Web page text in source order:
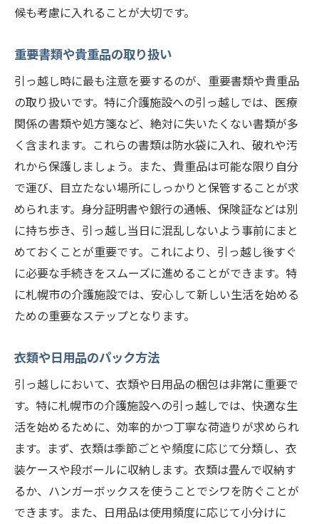
候も考慮に入れることが大切です。
重要書類や貴重品の取り扱い
引っ越し時に最も注意を要するのが、重要書類や貴重品
の取り扱いです。特に介護施設への引っ越しでは、医療
関係の書類や処方箋など、絶対に失いたくない書類が多
く含まれます。これらの書類は防水袋に入れ、破れや汚
れから保護しましょう。また、貴重品は可能な限り自分
で運び、目立たない場所にしっかりと保管することが求
められます。身分証明書や銀行の通帳、保険証などは別
に持ち歩き、引っ越し当日に混乱しないよう事前にまと
めておくことが重要です。これにより、引っ越し後すぐ
に必要な手続きをスムーズに進めることができます。特
に札幌市の介護施設では、安心して新しい生活を始める
ための重要なステップとなります。
衣類や日用品のパック方法
引っ越しにおいて、衣類や日用品の梱包は非常に重要で
す。特に札幌市の介護施設への引っ越しでは、快適な生
活を始めるために、効率的かつ丁寧な荷造りが求められ
ます。まず、衣類は季節ごとや頻度に応じて分類し、衣
装ケースや段ボールに収納します。衣類は畳んで収納す
るか、ハンガーボックスを使うことでシワを防ぐことが
できます。また、日用品は使用頻度に応じて小分けに